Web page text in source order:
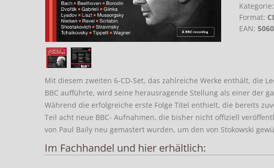
Kategorie:
Format:
EAN:
Mit diesem zweiten 6-CD-Set, das zahlreiche Werke enthält, die
BBC aufführte, wird seine herausragende Stellung als einer der
Während die erfolgreiche erste Folge Titel enthielt, die bereits
Teil acht neue BBC- Aufnahmen, die bisher nicht offiziell
von Paul Baily neu gemastert wurden, um den von Stokowski
Im Fachhandel und hier erhältlich: